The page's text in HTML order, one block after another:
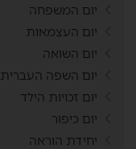
יום המשפחה
יום העצמאות
יום השואה
יום השפה העברית
יום זכויות הילד
יום כיפור
יחידת הוראה